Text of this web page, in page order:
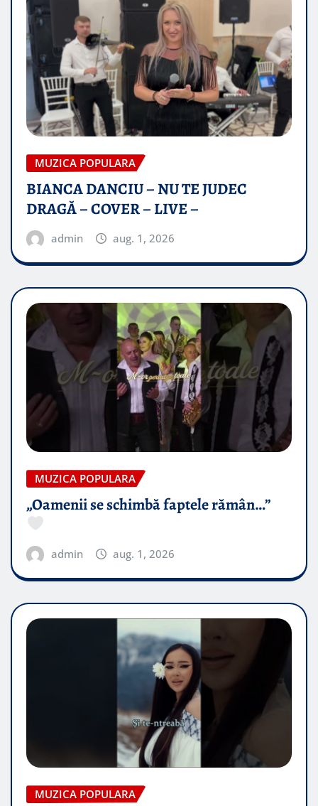
MUZICA POPULARA
BIANCA DANCIU – NU TE JUDEC
DRAGĂ – COVER – LIVE –
admin aug. 1, 2026
MUZICA POPULARA
„Oamenii se schimbă faptele rămân…”
admin aug. 1, 2026
MUZICA POPULARA